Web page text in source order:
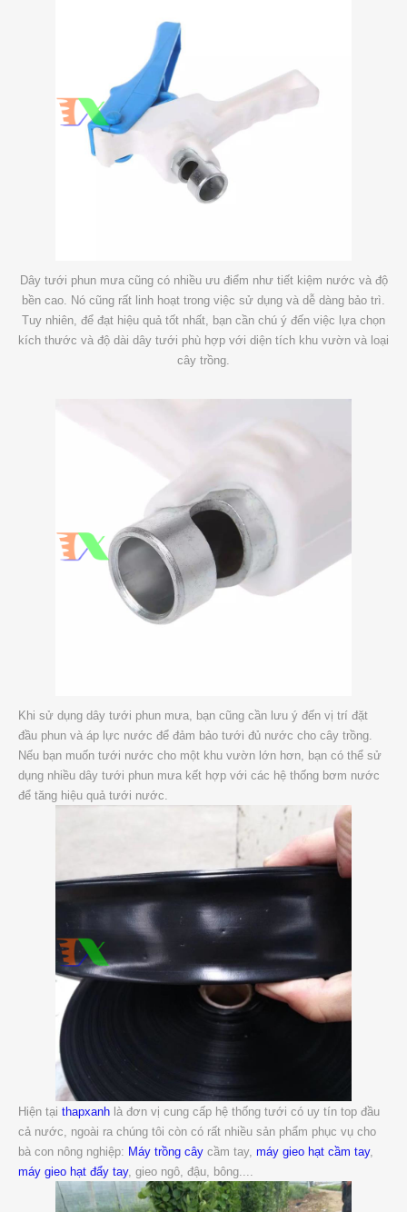
Dây tưới phun mưa cũng có nhiều ưu điểm như tiết kiệm nước và độ
bền cao. Nó cũng rất linh hoạt trong việc sử dụng và dễ dàng bảo trì.
Tuy nhiên, để đạt hiệu quả tốt nhất, bạn cần chú ý đến việc lựa chọn
kích thước và độ dài dây tưới phù hợp với diện tích khu vườn và loại
cây trồng.
Khi sử dụng dây tưới phun mưa, bạn cũng cần lưu ý đến vị trí đặt
đầu phun và áp lực nước để đảm bảo tưới đủ nước cho cây trồng.
Nếu bạn muốn tưới nước cho một khu vườn lớn hơn, bạn có thể sử
dụng nhiều dây tưới phun mưa kết hợp với các hệ thống bơm nước
để tăng hiệu quả tưới nước.
Hiện tại thapxanh là đơn vị cung cấp hệ thống tưới có uy tín top đầu
cả nước, ngoài ra chúng tôi còn có rất nhiều sản phẩm phục vụ cho
bà con nông nghiệp: Máy trồng cây cầm tay, máy gieo hạt cầm tay,
máy gieo hạt đẩy tay, gieo ngô, đậu, bông....